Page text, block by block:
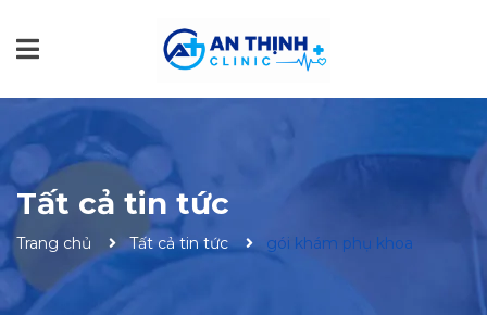
Tất cả tin tức
Trang chủ Tất cả tin tức gói khám phụ khoa